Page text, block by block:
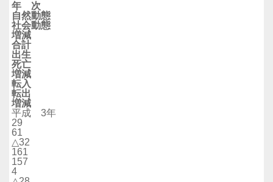
年 次
自然動態
社会動態
増減
合計
出生
死亡
増減
転入
転出
増減
平成 3年
29
61
△32
161
157
4